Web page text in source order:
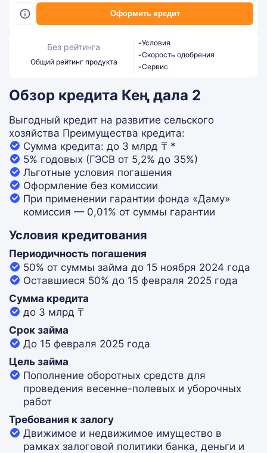
Оформить кредит
Без рейтинга
Общий рейтинг продукта
-Условия
-Скорость одобрения
-Сервис
Обзор кредита Кең дала 2
Выгодный кредит на развитие сельского
хозяйства Преимущества кредита:
Сумма кредита: до 3 млрд ₸ *
5% годовых (ГЭСВ от 5,2% до 35%)
Льготные условия погашения
Оформление без комиссии
При применении гарантии фонда «Даму»
комиссия — 0,01% от суммы гарантии
Условия кредитования
Периодичность погашения
50% от суммы займа до 15 ноября 2024 года
Оставшиеся 50% до 15 февраля 2025 года
Сумма кредита
до 3 млрд ₸
Срок займа
До 15 февраля 2025 года
Цель займа
Пополнение оборотных средств для
проведения весенне-полевых и уборочных
работ
Требования к залогу
Движимое и недвижимое имущество в
рамках залоговой политики банка, деньги и